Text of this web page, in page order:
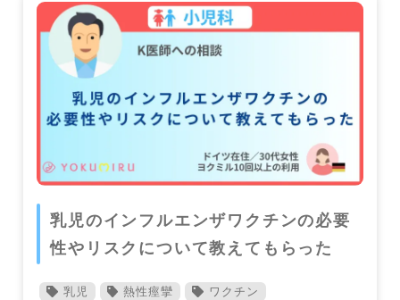
タイ
乳児のインフルエンザワクチンの必要
性やリスクについて教えてもらった
乳児 熱性痙攣 ワクチン